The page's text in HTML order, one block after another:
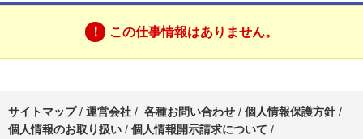
この仕事情報はありません。
サイトマップ/ 運営会社 / 各種お問い合わせ / 個人情報保護方針 /
個人情報のお取り扱い / 個人情報開示請求について /